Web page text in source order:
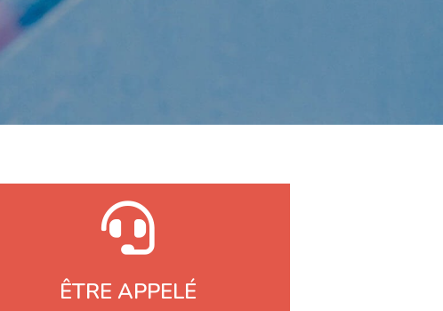
ÊTRE APPELÉ